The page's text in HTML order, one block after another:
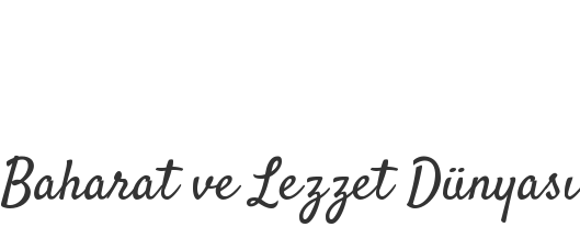
Baharat ve Lezzet Dünyası